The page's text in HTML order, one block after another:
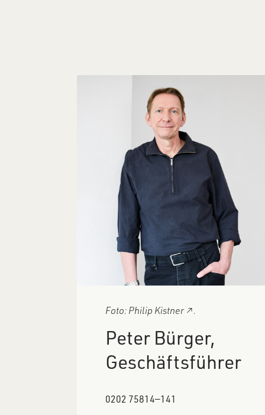
Foto: Philip Kistner ↗.
Peter Bürger,
Geschäftsführer
0202 75814―141